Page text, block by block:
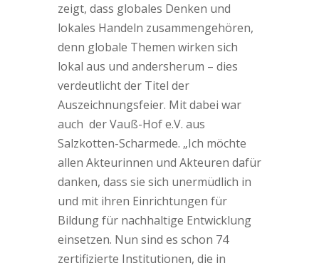
zeigt, dass globales Denken und
lokales Handeln zusammengehören,
denn globale Themen wirken sich
lokal aus und andersherum – dies
verdeutlicht der Titel der
Auszeichnungsfeier. Mit dabei war
auch der Vauß-Hof e.V. aus
Salzkotten-Scharmede. „Ich möchte
allen Akteurinnen und Akteuren dafür
danken, dass sie sich unermüdlich in
und mit ihren Einrichtungen für
Bildung für nachhaltige Entwicklung
einsetzen. Nun sind es schon 74
zertifizierte Institutionen, die in